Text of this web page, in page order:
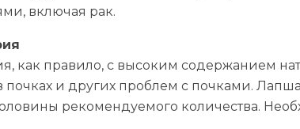
включая рак.
как правило, с высоким содержанием
почках и других проблем с почками.
рекомендуемого количества.